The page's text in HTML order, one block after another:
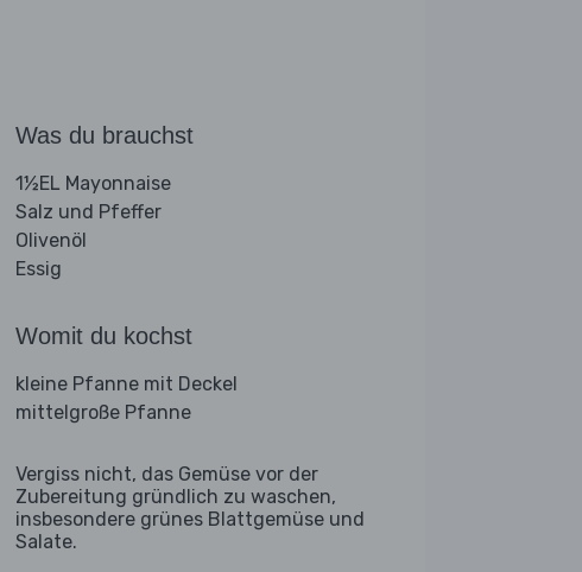
Was du brauchst
1½EL Mayonnaise
Salz und Pfeffer
Olivenöl
Essig
Womit du kochst
kleine Pfanne mit Deckel
mittelgroße Pfanne
Vergiss nicht, das Gemüse vor der
Zubereitung gründlich zu waschen,
insbesondere grünes Blattgemüse und
Salate.